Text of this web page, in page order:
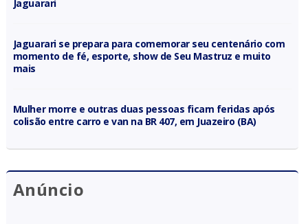
Jaguarari
Jaguarari se prepara para comemorar seu centenário com
momento de fé, esporte, show de Seu Mastruz e muito
mais
Mulher morre e outras duas pessoas ficam feridas após
colisão entre carro e van na BR 407, em Juazeiro (BA)
Anúncio